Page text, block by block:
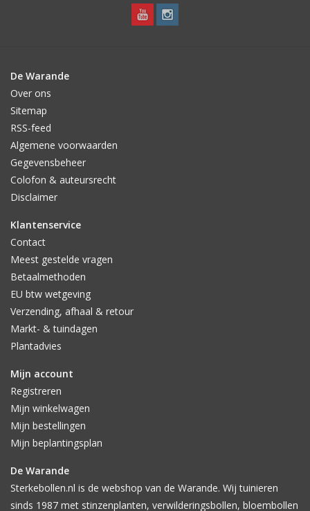
Sterke Bollen Dagen
Nieuws
De Warande
Over ons
Sitemap
RSS-feed
Algemene voorwaarden
Gegevensbeheer
Colofon & auteursrecht
Disclaimer
Klantenservice
Contact
Meest gestelde vragen
Betaalmethoden
EU btw wetgeving
Verzending, afhaal & retour
Markt- & tuindagen
Plantadvies
Mijn account
Registreren
Mijn winkelwagen
Mijn bestellingen
Mijn beplantingsplan
De Warande
Sterkebollen.nl is de webshop van de Warande. Wij tuinieren
sinds 1987 met stinzenplanten, verwilderingsbollen, bloembollen